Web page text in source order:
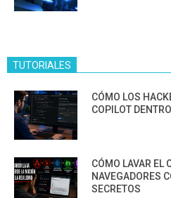
TUTORIALES
CÓMO LOS
COPILOT
CÓMO LAVAR EL
NAVEGADORES
SECRETOS